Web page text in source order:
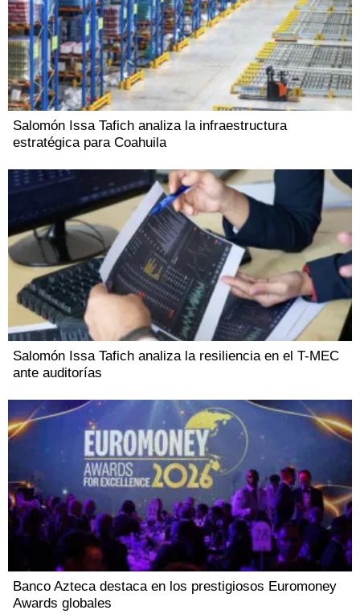
Salomón Issa Tafich analiza la infraestructura
estratégica para Coahuila
Salomón Issa Tafich analiza la resiliencia en el T-MEC
ante auditorías
Banco Azteca destaca en los prestigiosos Euromoney
Awards globales